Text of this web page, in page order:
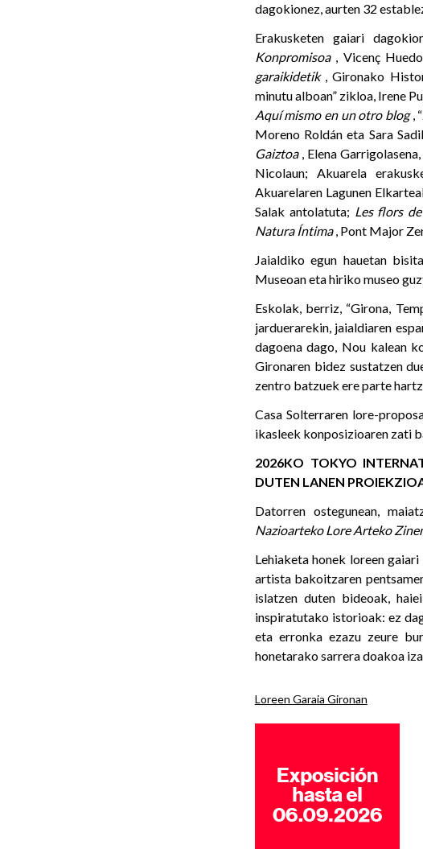
dagokionez, aurten 32
Erakusketen gaiari
Konpromisoa, Vicenç
garaikidetik, Gironako
minutu alboan” zikloa, Irene
Aquí mismo en un otro blog,
Moreno Roldán eta Sara
Gaiztoa, Elena
Nicolaun; Akuarela
Akuarelaren Lagunen
Salak antolatuta; Les flors
Natura Íntima, Pont Major
Jaialdiko egun hauetan
Museoan eta hiriko museo
Eskolak, berriz, “Girona,
jarduerarekin, jaialdiaren
dagoena dago, Nou kalean
Gironaren bidez sustatzen
zentro batzuek ere parte
Casa Solterraren lore-
ikasleek konposizioaren zati
2026KO TOKYO
DUTEN LANEN
Datorren ostegunean,
Nazioarteko Lore Arteko
Lehiaketa honek loreen
artista bakoitzaren
islatzen duten bideoak,
inspiratutako istorioak: ez
eta erronka ezazu zeure
honetarako sarrera doakoa
Loreen Garaia Gironan